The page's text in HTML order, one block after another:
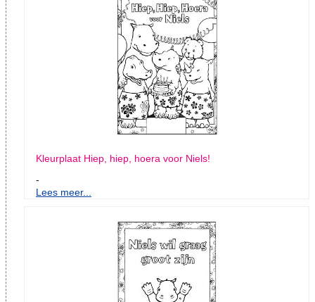
Kleurplaat Hiep, hiep, hoera voor Niels!
-
Lees meer...